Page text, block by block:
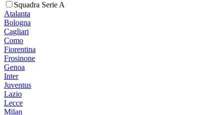
Squadra Serie A
Atalanta
Bologna
Cagliari
Como
Fiorentina
Frosinone
Genoa
Inter
Juventus
Lazio
Lecce
Milan